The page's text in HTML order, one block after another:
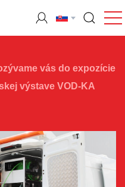
vás do expozície
výstave VOD-KA